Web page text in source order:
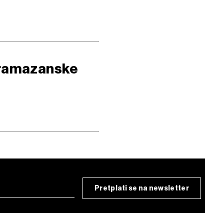
Pretplati se na newsletter